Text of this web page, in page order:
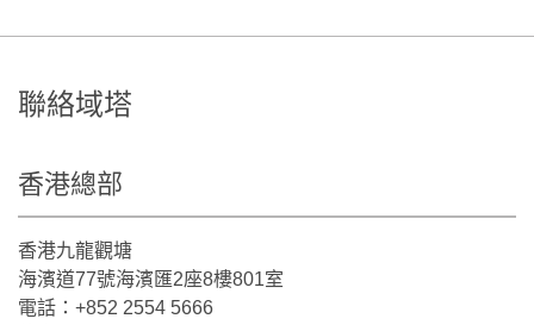
聯絡域塔
香港總部
香港九龍觀塘
海濱道77號海濱匯2座8樓801室
電話：+852 2554 5666